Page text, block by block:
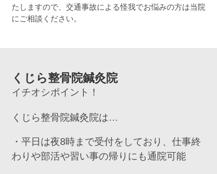
たしますので、交通事故による怪我でお悩みの方は当院
にご相談ください。
くじら整骨院鍼灸院
イチオシポイント！
くじら整骨院鍼灸院は…
・平日は夜8時まで受付をしており、仕事終
わりや部活や習い事の帰りにも通院可能